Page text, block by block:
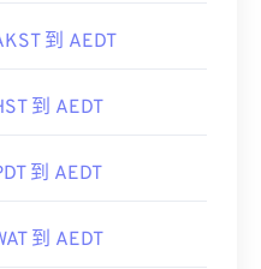
到 AEDT
到 AEDT
到 AEDT
到 AEDT